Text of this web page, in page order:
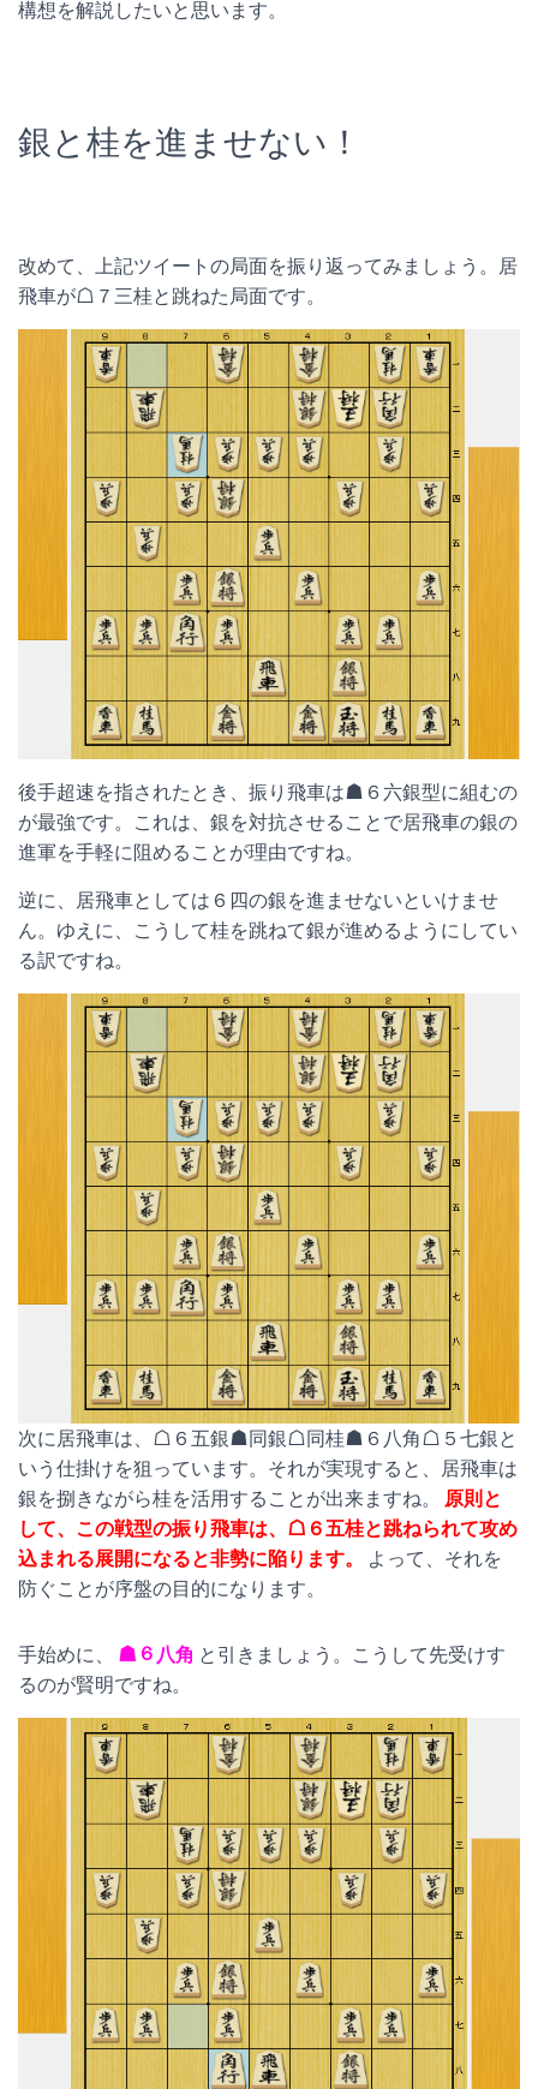
構想を解説したいと思います。
銀と桂を進ませない！
改めて、上記ツイートの局面を振り返ってみましょう。居
飛車が☖７三桂と跳ねた局面です。
後手超速を指されたとき、振り飛車は☗６六銀型に組むの
が最強です。これは、銀を対抗させることで居飛車の銀の
進軍を手軽に阻めることが理由ですね。
逆に、居飛車としては６四の銀を進ませないといけませ
ん。ゆえに、こうして桂を跳ねて銀が進めるようにしてい
る訳ですね。
次に居飛車は、☖６五銀☗同銀☖同桂☗６八角☖５七銀と
いう仕掛けを狙っています。それが実現すると、居飛車は
銀を捌きながら桂を活用することが出来ますね。
原則と
して、この戦型の振り飛車は、☖６五桂と跳ねられて攻め
込まれる展開になると非勢に陥ります。
よって、それを
防ぐことが序盤の目的になります。
手始めに、 ☗６八角 と引きましょう。こうして先受けす
るのが賢明ですね。